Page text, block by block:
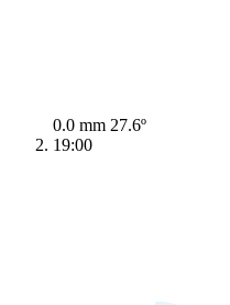
0.0 mm 27.6º
19:00